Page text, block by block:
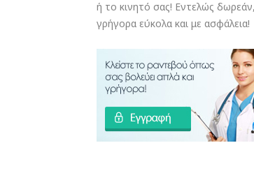
ή το κινητό σας! Εντελώς δωρεάν,
γρήγορα εύκολα και με ασφάλεια!